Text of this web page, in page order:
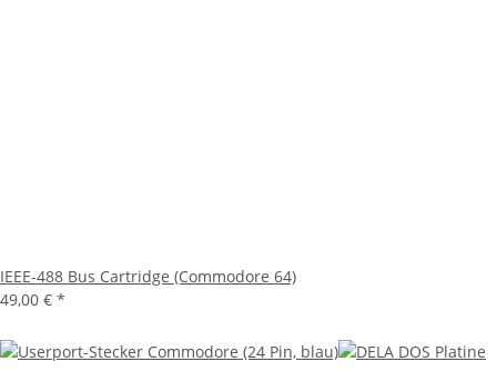
IEEE-488 Bus Cartridge (Commodore 64)
49,00 € *